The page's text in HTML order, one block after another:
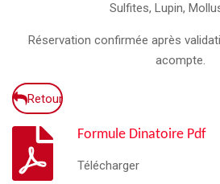
Sulfites, Lupin,
Réservation confirmée après
acompte.
Retour
Formule Dinatoire Pdf
Télécharger